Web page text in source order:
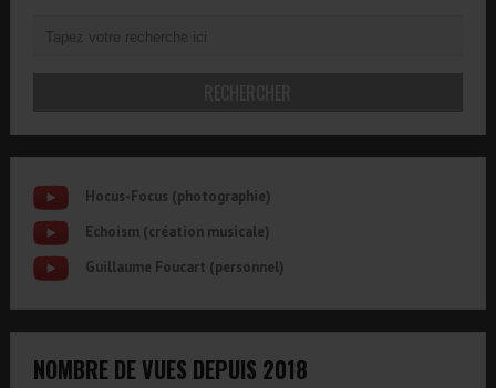
Hocus-Focus (photographie)
Echoism (création musicale)
Guillaume Foucart (personnel)
NOMBRE DE VUES DEPUIS 2018